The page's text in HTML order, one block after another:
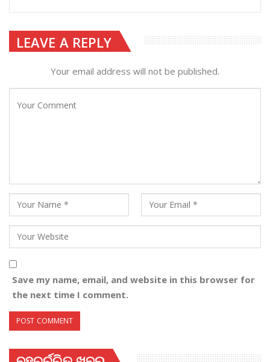
LEAVE A REPLY
Your email address will not be published.
Save my name, email, and website in this browser for
the next time I comment.